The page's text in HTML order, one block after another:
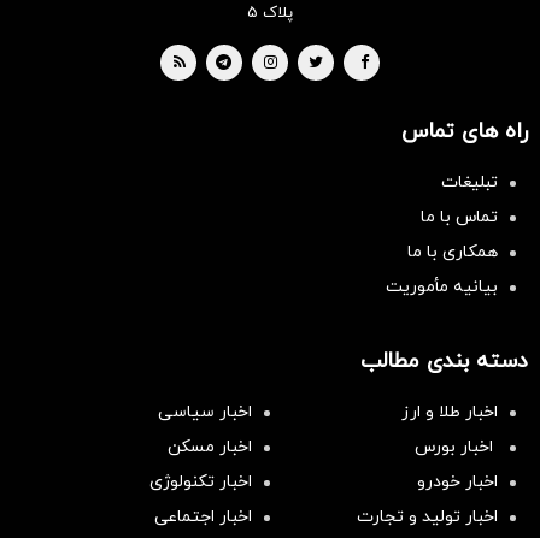
پلاک ۵
راه های تماس
تبلیغات
تماس با ما
همکاری با ما
بیانیه مأموریت
دسته بندی مطالب
اخبار طلا و ارز
اخبار سیاسی
اخبار بورس
اخبار مسکن
اخبار خودرو
اخبار تکنولوژی
اخبار تولید و تجارت
اخبار اجتماعی